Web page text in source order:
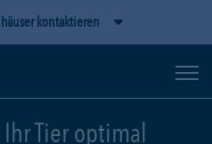
kontaktieren
Tier optimal